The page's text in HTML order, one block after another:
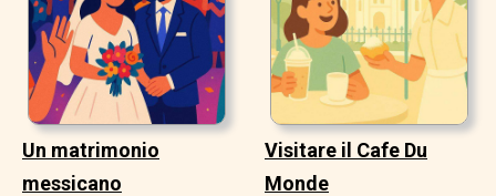
Un matrimonio
messicano
Visitare il Cafe Du
Monde